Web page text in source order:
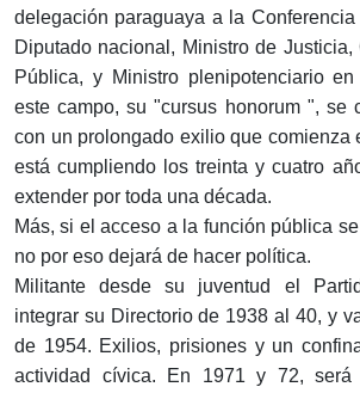
delegación paraguaya a la
Diputado nacional, Ministro de Justicia,
Pública, y Ministro plenipotenciario
este campo, su "cursus honorum ", se
con un prolongado exilio que comienza
está cumpliendo los treinta y cuatro
extender por toda una década.
Más, si el acceso a la función pública
no por eso dejará de hacer política.
Militante desde su juventud el
integrar su Directorio de 1938 al 40, y
de 1954. Exilios, prisiones y un
actividad cívica. En 1971 y 72, será